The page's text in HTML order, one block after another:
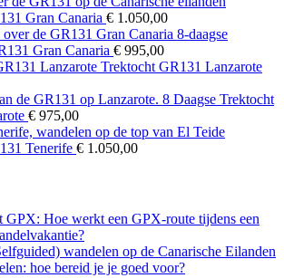
Gran Canaria € 1.050,00
8-daagse
Gran Canaria € 995,00
Trektocht GR131 Lanzarote
8 Daagse Trektocht
€ 975,00
Tenerife € 1.050,00
GPX: Hoe werkt een GPX-route tijdens een
wandelen op de Canarische Eilanden
hoe bereid je je goed voor?